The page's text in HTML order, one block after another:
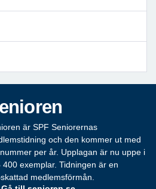
är SPF Seniorernas
och den kommer ut med
per år. Upplagan är nu uppe i
400 exemplar. Tidningen är en
medlemsförmån.